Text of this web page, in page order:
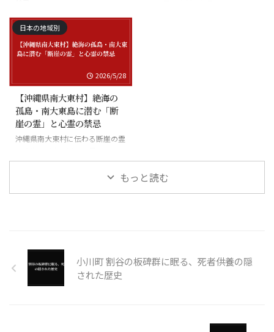
日本の地域別
2026/5/28
【沖縄県南大東村】絶海の
孤島・南大東島に潜む「断
崖の霊」と心霊の禁忌
沖縄県南大東村に伝わる断崖の霊
もっと読む
小川町 割谷の板碑群に眠る、死者供養の隠
された歴史